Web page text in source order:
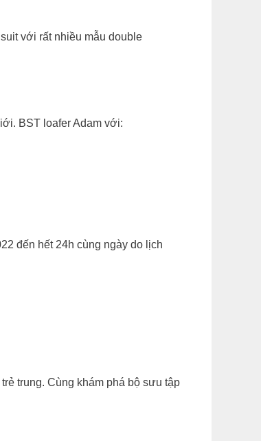
với rất nhiều mẫu double
BST loafer Adam với:
đến hết 24h cùng ngày do lịch
trung. Cùng khám phá bộ sưu tập